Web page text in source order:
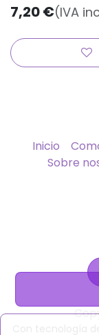
7,20€(IVA
Inicio
Sobre
Con tecnología